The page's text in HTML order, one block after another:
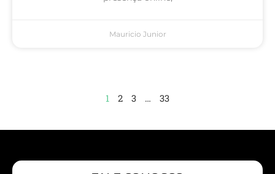
Mauricio Junior
1 2 3 … 33